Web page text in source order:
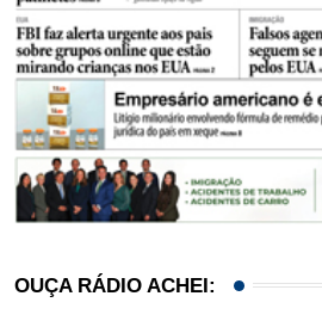
OUÇA RÁDIO ACHEI: